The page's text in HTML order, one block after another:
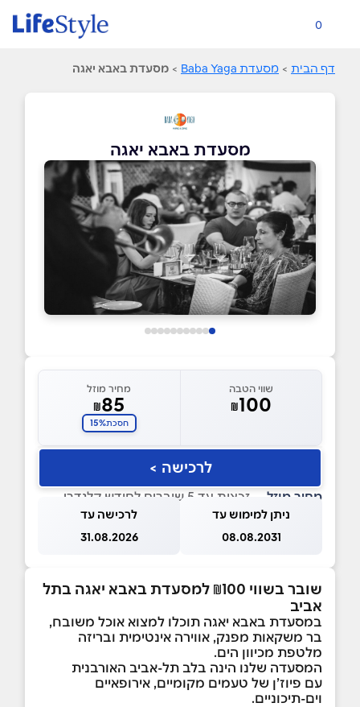
0
דף הבית > מסעדת Baba Yaga > מסעדת באבא יאגה
מסעדת באבא יאגה
שווי הטבה
₪100
מחיר מוזל
₪85
חסכת15%
לרכישה >
מחיר מוזל — זכאות עד 5 שוברים לחודש קלנדרי
ניתן למימוש עד
08.08.2031
לרכישה עד
31.08.2026
שובר בשווי ₪ 100 למסעדת באבא יאגה בתל
אביב
במסעדת באבא יאגה תוכלו למצוא אוכל משובח,
בר משקאות מפנק, אווירה אינטימית ובריזה
מלטפת מכיוון הים.
המסעדה שלנו הינה בלב תל-אביב האורבנית
עם פיוז’ן של טעמים מקומיים, אירופאיים
וים-תיכוניים.